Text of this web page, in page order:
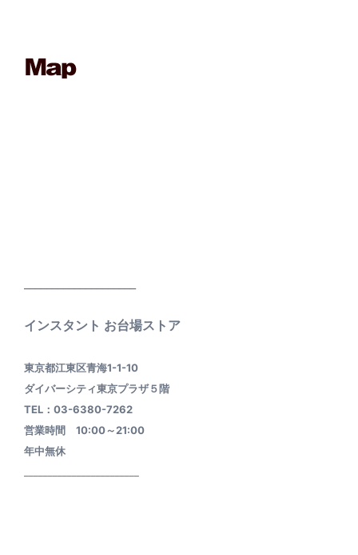
インスタント お台場ストア
東京都江東区青海1-1-10
ダイバーシティ東京プラザ５階
TEL：03-6380-7262
営業時間 10:00～21:00
年中無休